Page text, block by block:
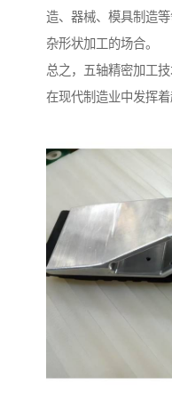
造、器械、模具制造
杂形状加工的场合。
总之，五轴精密加工
在现代制造业中发挥着